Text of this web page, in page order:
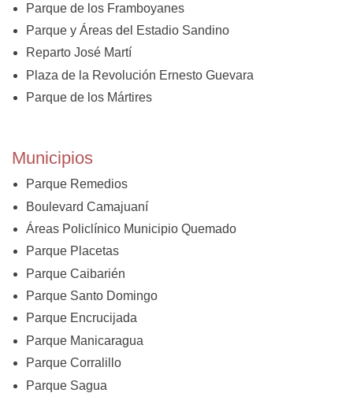
Parque de los Framboyanes
Parque y Áreas del Estadio Sandino
Reparto José Martí
Plaza de la Revolución Ernesto Guevara
Parque de los Mártires
Municipios
Parque Remedios
Boulevard Camajuaní
Áreas Policlínico Municipio Quemado
Parque Placetas
Parque Caibarién
Parque Santo Domingo
Parque Encrucijada
Parque Manicaragua
Parque Corralillo
Parque Sagua